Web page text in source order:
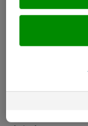
LinkedIn